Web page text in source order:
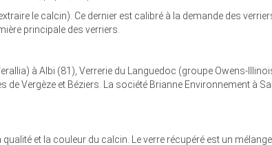
le calcin). Ce dernier est calibré à la demande des
principale des verriers.
à Albi (81), Verrerie du Languedoc (groupe Owens-
de Vergèze et Béziers. La société Brianne Environnement à
et la couleur du calcin. Le verre récupéré est un